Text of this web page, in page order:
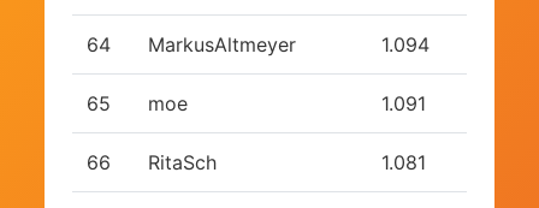
64 MarkusAltmeyer 1.094
65 moe 1.091
66 RitaSch 1.081